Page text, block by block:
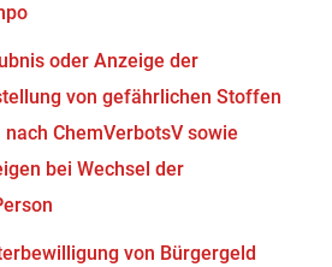
oder Anzeige der
von gefährlichen Stoffen
ChemVerbotsV sowie
bei Wechsel der
von Bürgergeld